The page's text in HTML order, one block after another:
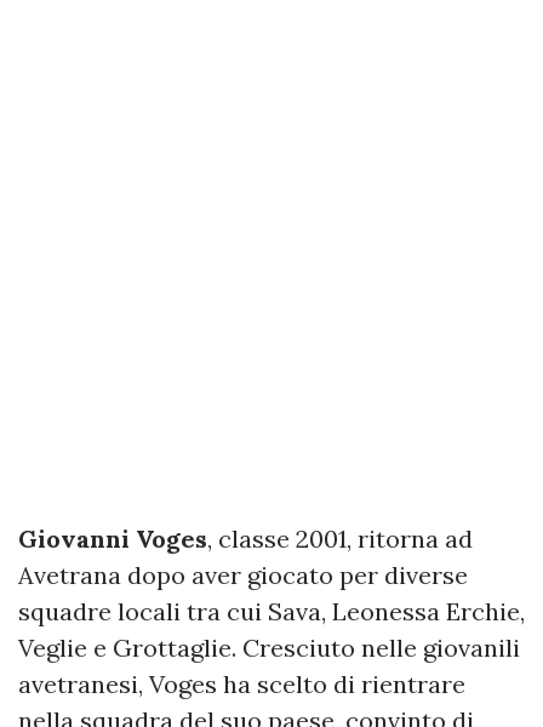
Giovanni Voges, classe 2001, ritorna ad
Avetrana dopo aver giocato per diverse
squadre locali tra cui Sava, Leonessa Erchie,
Veglie e Grottaglie. Cresciuto nelle giovanili
avetranesi, Voges ha scelto di rientrare
nella squadra del suo paese, convinto di